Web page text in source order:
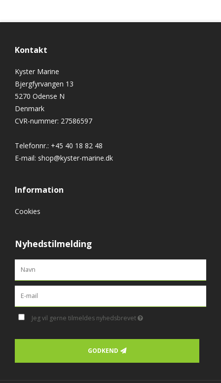
Kontakt
Kyster Marine
Bjergfyrvangen 13
5270 Odense N
Denmark
CVR-nummer: 27586597
Telefonnr.: +45 40 18 82 48
E-mail: shop@kyster-marine.dk
Information
Cookies
Nyhedstilmelding
Jeg vil gerne tilmeldes nyhedsbrevet
GODKEND